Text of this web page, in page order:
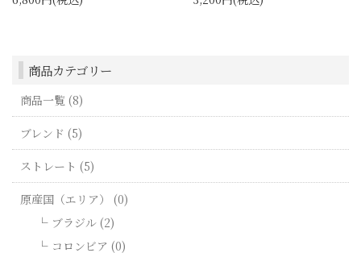
商品カテゴリー
商品一覧 (8)
ブレンド (5)
ストレート (5)
原産国（エリア） (0)
ブラジル (2)
コロンビア (0)